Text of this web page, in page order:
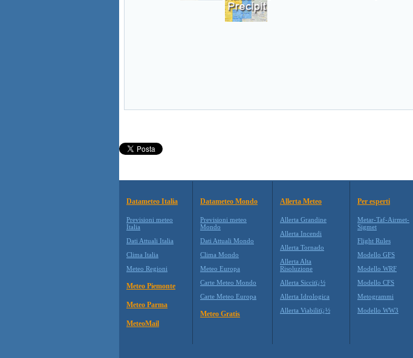
Datameteo Italia
Previsioni meteo
Italia
Dati Attuali Italia
Clima Italia
Meteo Regioni
Meteo Piemonte
Meteo Parma
MeteoMail
Datameteo Mondo
Previsioni meteo
Mondo
Dati Attuali Mondo
Clima Mondo
Meteo Europa
Carte Meteo Mondo
Carte Meteo Europa
Meteo Gratis
Allerta Meteo
Allerta Grandine
Allerta Incendi
Allerta Tornado
Allerta Alta
Risoluzione
Allerta Siccitï¿½
Allerta Idrologica
Allerta Viabilitï¿½
Per esperti
Metar-Taf-Airmet-
Sigmet
Flight Rules
Modello GFS
Modello WRF
Modello CFS
Metogrammi
Modello WW3